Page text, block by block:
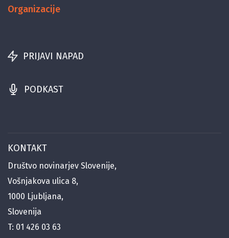
Organizacije
PRIJAVI NAPAD
PODKAST
KONTAKT
Društvo novinarjev Slovenije,
Vošnjakova ulica 8,
1000 Ljubljana,
Slovenija
T: 01 426 03 63